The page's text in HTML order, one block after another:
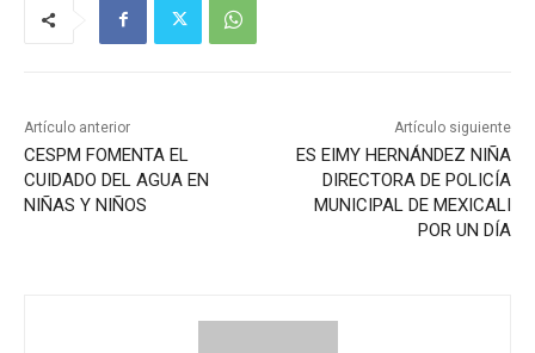
Artículo anterior
CESPM FOMENTA EL
CUIDADO DEL AGUA EN
NIÑAS Y NIÑOS
Artículo siguiente
ES EIMY HERNÁNDEZ NIÑA
DIRECTORA DE POLICÍA
MUNICIPAL DE MEXICALI
POR UN DÍA